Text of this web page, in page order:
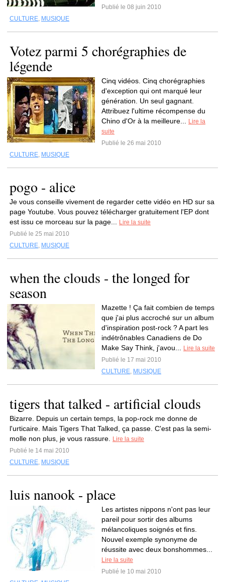
Publié le 08 juin 2010
CULTURE, MUSIQUE
Votez parmi 5 chorégraphies de
légende
Cinq vidéos. Cinq chorégraphies
d'exception qui ont marqué leur
génération. Un seul gagnant.
Attribuez l'ultime récompense du
Chino d'Or à la meilleure...
Lire la
suite
Publié le 26 mai 2010
CULTURE, MUSIQUE
pogo - alice
Je vous conseille vivement de regarder cette vidéo en HD sur sa
page Youtube. Vous pouvez télécharger gratuitement l'EP dont
est issu ce morceau sur la page...
Lire la suite
Publié le 25 mai 2010
CULTURE, MUSIQUE
when the clouds - the longed for
season
Mazette ! Ça fait combien de temps
que j'ai plus accroché sur un album
d'inspiration post-rock ? A part les
indétrônables Canadiens de Do
Make Say Think, j'avou...
Lire la suite
Publié le 17 mai 2010
CULTURE, MUSIQUE
tigers that talked - artificial clouds
Bizarre. Depuis un certain temps, la pop-rock me donne de
l'urticaire. Mais Tigers That Talked, ça passe. C'est pas la semi-
molle non plus, je vous rassure.
Lire la suite
Publié le 14 mai 2010
CULTURE, MUSIQUE
luis nanook - place
Les artistes nippons n'ont pas leur
pareil pour sortir des albums
mélancoliques soignés et fins.
Nouvel exemple synonyme de
réussite avec deux bonshommes...
Lire la suite
Publié le 10 mai 2010